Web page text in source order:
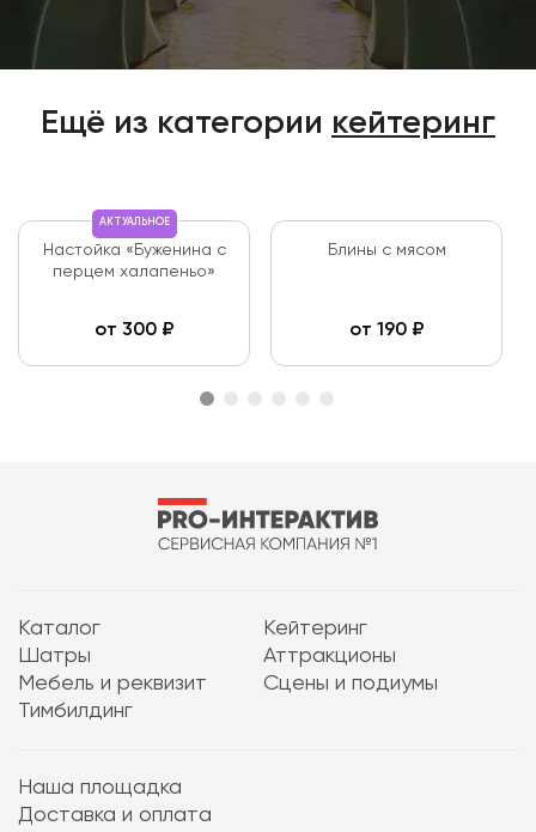
Ещё из категории кейтеринг
АКТУАЛЬНОЕ
Настойка «Буженина с
перцем халапеньо»
от 300₽
Блины с мясом
от 190₽
Каталог
Кейтеринг
Шатры
Аттракционы
Мебель и реквизит
Сцены и подиумы
Тимбилдинг
Наша площадка
Доставка и оплата